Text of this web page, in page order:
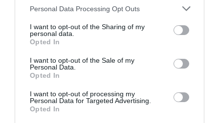
Please note that this website/app uses one or more Google
not limited to your visit or usage behaviour. You may click to
grant or deny consent to Google and its third-party tags to
use your data for below specified purposes in below Google
consent section.
Personal Data Processing Opt Outs
I want to opt-out of the Sharing of my
personal data.
Opted In
I want to opt-out of the Sale of my
Personal Data.
Opted In
I want to opt-out of processing my
Personal Data for Targeted Advertising.
Opted In
παραγωγικής βάσης στρατηγική
προτεραιότητα για μία πιο ανταγωνιστική,
εξωστρεφή και ανθεκτική ελληνική
οικονομία”
“Ελευθέριος Βενιζέλος”: Συνελήφθη
37χρονος με 4 μαχαίρια και δύο ψαλίδια
κλαδέματος